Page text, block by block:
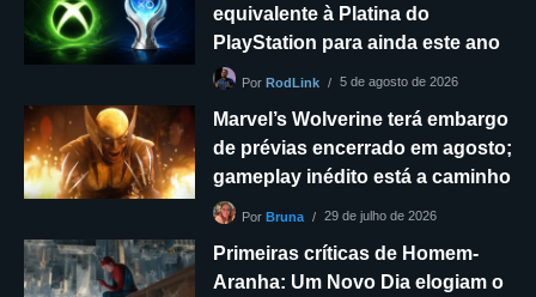
equivalente à Platina do
PlayStation para ainda este ano
PorRodLink 5 de agosto de 2026
Marvel’s Wolverine terá embargo
de prévias encerrado em agosto;
gameplay inédito está a caminho
PorBruna 29 de julho de 2026
Primeiras críticas de Homem-
Aranha: Um Novo Dia elogiam o